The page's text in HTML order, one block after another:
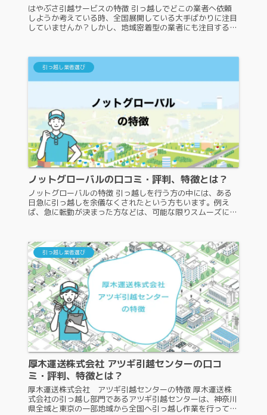
はやぶさ引越サービスの特徴 引っ越しでどこの業者へ依頼
しようか考えている時、全国展開している大手ばかりに注目
していませんか？しかし、地域密着型の業者にも注目するべ
引っ越し業者選び
ノットグローバルの口コミ・評判、特徴とは？
ノットグローバルの特徴 引っ越しを行う方の中には、ある
日急に引っ越しを余儀なくされたという方もいます。例え
ば、急に転勤が決まった方などは、可能な限りスムーズに引
引っ越し業者選び
厚木運送株式会社 アツギ引越センターの口コ
ミ・評判、特徴とは？
厚木運送株式会社 アツギ引越センターの特徴 厚木運送株
式会社の引っ越し部門であるアツギ引越センターは、神奈川
県全域と東京の一部地域から全国へ引っ越し作業を行ってい